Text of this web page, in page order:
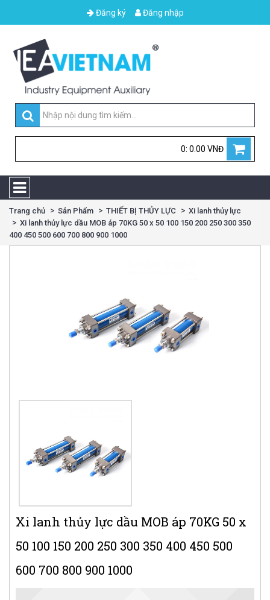
Đăng ký Đăng nhập
0: 0.00 VNĐ
Trang chủ Sản Phẩm THIẾT BỊ THỦY LỰC
Xi lanh thủy lực
Xi lanh thủy lực dầu MOB áp 70KG 50 x 50 100 150 200 250 300 350
400 450 500 600 700 800 900 1000
Xi lanh thủy lực dầu MOB áp 70KG 50 x
50 100 150 200 250 300 350 400 450 500
600 700 800 900 1000